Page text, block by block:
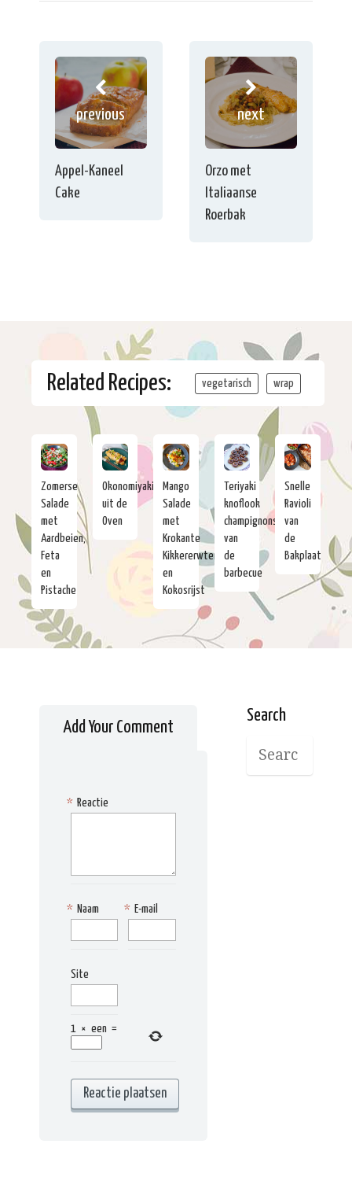
previous
Appel-Kaneel
Cake
next
Orzo met
Italiaanse
Roerbak
Related Recipes: vegetarisch wrap
Zomerse
Salade
met
Aardbeien,
Feta
en
Pistache
Okonomiyaki
uit de
Oven
Mango
Salade
met
Krokante
Kikkererwten
en
Kokosrijst
Teriyaki
knoflook
champignons
van
de
barbecue
Snelle
Ravioli
van
de
Bakplaat
Add Your Comment
Reactie
*
Naam
* E-mail
*
Site
1 × een =
Search